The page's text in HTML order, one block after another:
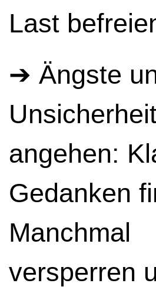
Last
➔ Ängste
angehen:
Gedanken
Manchmal
versperren